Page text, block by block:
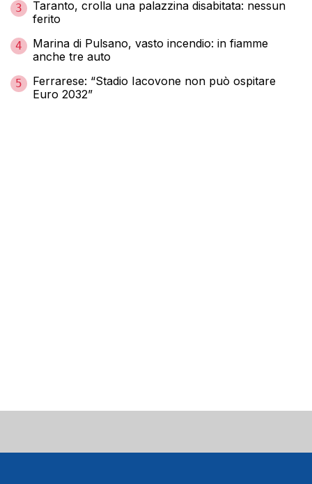
3
Taranto, crolla una palazzina disabitata: nessun
ferito
4
Marina di Pulsano, vasto incendio: in fiamme
anche tre auto
5
Ferrarese: “Stadio Iacovone non può ospitare
Euro 2032”